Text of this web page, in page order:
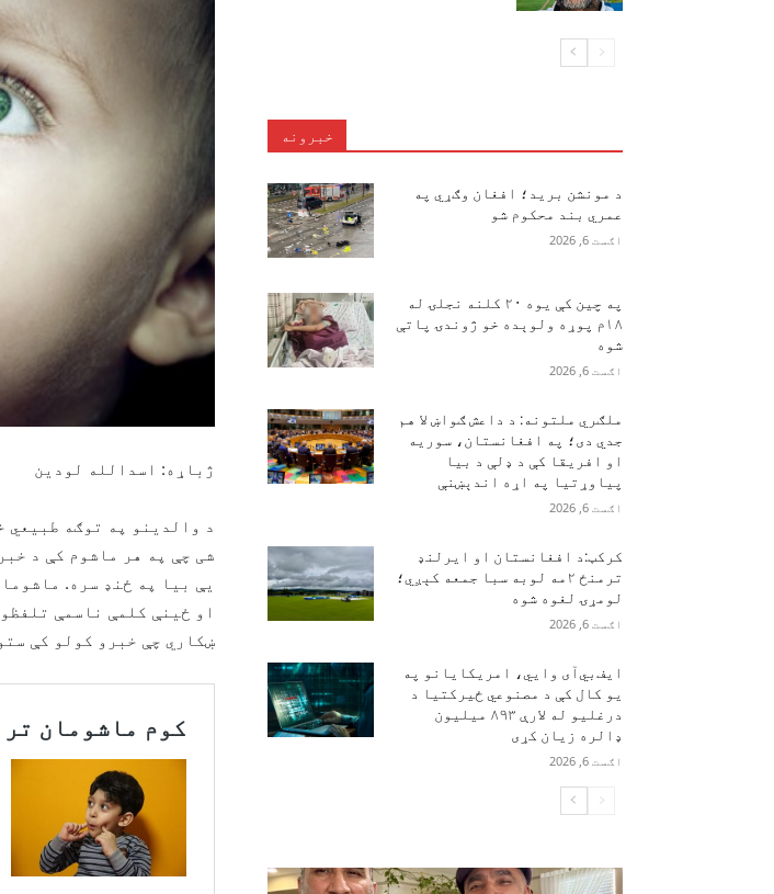
ژباړه: اسدالله لودین
د والدینو په توګه طبیعي
شی چې په هر ماشوم کې د
او ځینې کلمې ناسمې
ښکاري چې خبرو کولو کې
خبرونه
د مونشن برید؛ افغان وګړي په
عمري بند محکوم شو
اګست 6, 2026
په چین کې یوه ۲۰ کلنه نجلۍ له
۱۸م پوړه ولوېده خو ژوندۍ پاتې
شوه
اګست 6, 2026
ملګري ملتونه: د داعش ګواښ لا هم
جدي دی؛ په افغانستان، سوریه
او افریقا کې د ډلې د بیا
پیاوړتیا په اړه اندېښنې
اګست 6, 2026
کرکټ:د افغانستان او ایرلنډ
ترمنځ ۲مه لوبه سبا جمعه کېږي؛
لومړۍ لغوه شوه
اګست 6, 2026
ایف‌بي‌آی وايي، امریکایانو په
یو کال کې د مصنوعي ځیرکتیا د
درغلیو له لارې ۸۹۳ میلیون
ډالره زیان کړی
اګست 6, 2026